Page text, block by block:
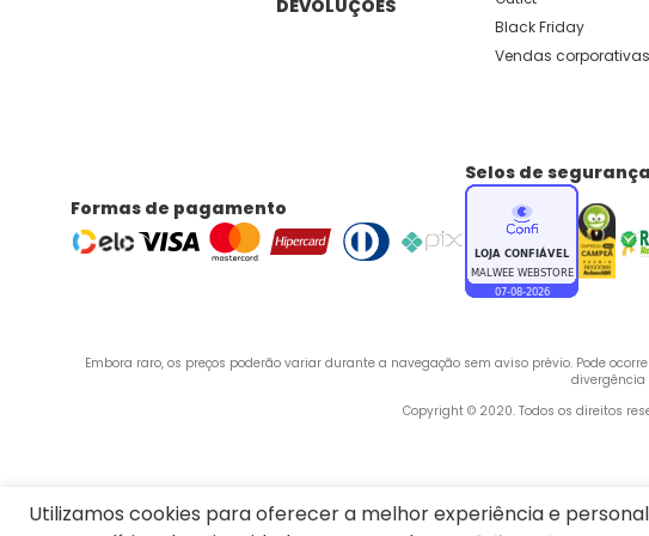
DEVOLUÇÕES
Black Friday
Vendas corporativas
Formas de pagamento
Selos de segurança
Embora raro, os preços poderão variar durante a navegação sem aviso prévio. Pode
divergência
Copyright © 2020. Todos os direitos
Endereço: Rua Bertha
Utilizamos cookies para oferecer a melhor experiência e